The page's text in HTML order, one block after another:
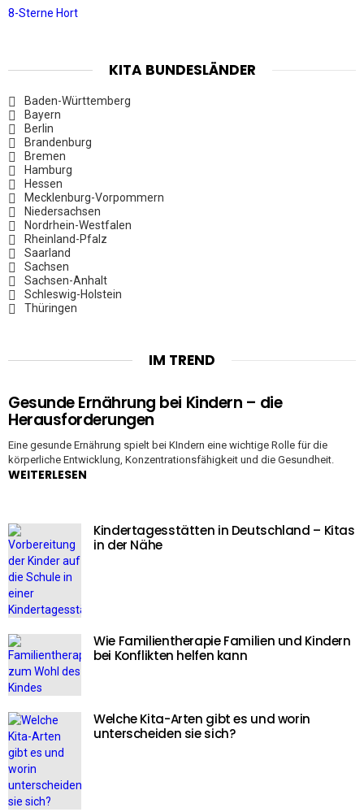
8-Sterne Hort
KITA BUNDESLÄNDER
Baden-Württemberg
Bayern
Berlin
Brandenburg
Bremen
Hamburg
Hessen
Mecklenburg-Vorpommern
Niedersachsen
Nordrhein-Westfalen
Rheinland-Pfalz
Saarland
Sachsen
Sachsen-Anhalt
Schleswig-Holstein
Thüringen
IM TREND
Gesunde Ernährung bei Kindern – die
Herausforderungen
Eine gesunde Ernährung spielt bei KIndern eine wichtige Rolle für die
körperliche Entwicklung, Konzentrationsfähigkeit und die Gesundheit.
WEITERLESEN
Kindertagesstätten in Deutschland – Kitas
in der Nähe
Wie Familientherapie Familien und Kindern
bei Konflikten helfen kann
Welche Kita-Arten gibt es und worin
unterscheiden sie sich?